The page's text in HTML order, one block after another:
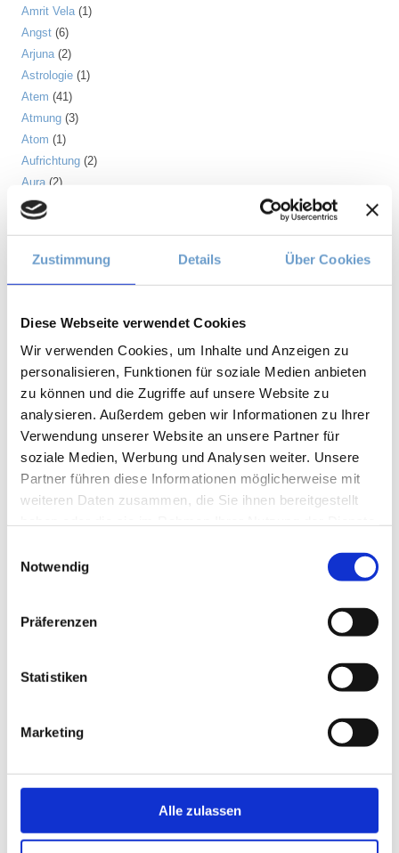
Zustimmung Details Über Cookies
Diese Webseite verwendet Cookies
Wir verwenden Cookies, um Inhalte und Anzeigen zu
personalisieren, Funktionen für soziale Medien anbieten
zu können und die Zugriffe auf unsere Website zu
analysieren. Außerdem geben wir Informationen zu Ihrer
Verwendung unserer Website an unsere Partner für
soziale Medien, Werbung und Analysen weiter. Unsere
Partner führen diese Informationen möglicherweise mit
weiteren Daten zusammen, die Sie ihnen bereitgestellt
Notwendig
Präferenzen
Statistiken
Marketing
Alle zulassen
Amrit Vela(1)
Angst (6)
Arjuna(2)
Astrologie (1)
Atem (41)
Atmung (3)
Atom (1)
Aufrichtung (2)
Aura (2)
Autonomes Nervensystem
Beinmuskulatur(1)
Beinpflege(1)
Besinnlichkeit(1)
Bewusstheit(1)
Bewusstsein(2)
Beziehung(5)
Bhagavad Gita (2)
Blut(1)
Body-Positivity(3)
Bodyshame(2)
Chakra(6)
Chinesische Astrologie(1)
Containment(1)
Denken (11)
Detox(5)
Drittes Auge
Einsamkeit(3)